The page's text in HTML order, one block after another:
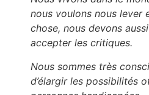
nous voulons nous lever
chose, nous devons
accepter les critiques.
Nous sommes très
d’élargir les possibilités